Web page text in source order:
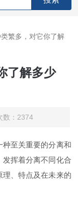
繁多，对它你了解
了解多少
：2374
种至关重要的分离和
发挥着分离不同化合
理、特点及在未来的